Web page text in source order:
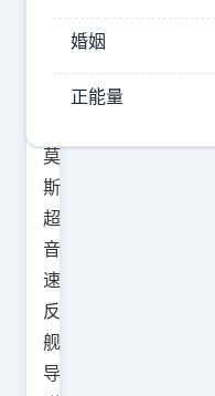
莫
斯
超
音
速
反
舰
导
婚姻
正能量